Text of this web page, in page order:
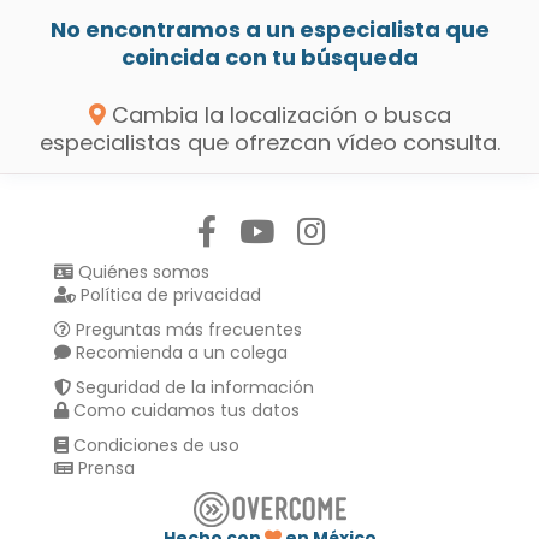
No encontramos a un especialista que
coincida con tu búsqueda
Cambia la localización o busca
especialistas que ofrezcan vídeo consulta.
Quiénes somos
Política de privacidad
Preguntas más frecuentes
Recomienda a un colega
Seguridad de la información
Como cuidamos tus datos
Condiciones de uso
Prensa